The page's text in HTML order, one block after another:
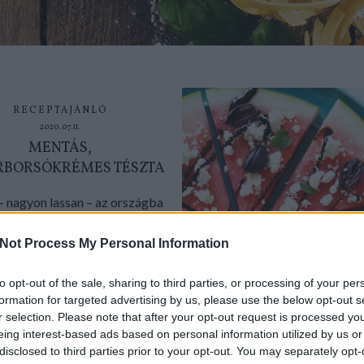
Process My Personal Information
opt-out of the sale, sharing to third parties, or processing of your
for targeted advertising by us, please use the below opt-out
selection. Please note that after your opt-out request is processed
interest-based ads based on personal information utilized by us
to third parties prior to your opt-out. You may separately
RECEPTAJÁNLÓ
2020.07.11.
MENTÁS,
TÉSZTA
nagyon lassan – az országba
és vigyázzunk egymásra...
TOVÁBB